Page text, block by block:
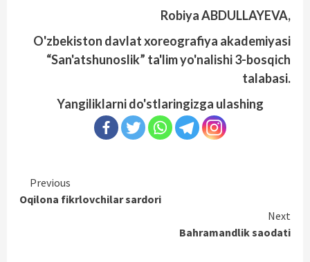
Robiya ABDULLAYEVA,
O'zbekiston davlat xoreografiya akademiyasi
“San'atshunoslik” ta'lim yo'nalishi 3-bosqich
talabasi.
Yangiliklarni do'stlaringizga ulashing
Continue
Reading
Previous
Oqilona fikrlovchilar sardori
Next
Bahramandlik saodati